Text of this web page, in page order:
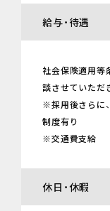
給与・待遇
社会保険適用等
談させていただ
※採用後さらに
制度有り
※交通費支給
休日・休暇